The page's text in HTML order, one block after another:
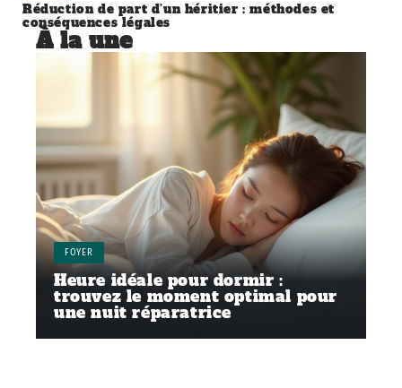
Réduction de part d’un héritier : méthodes et
conséquences légales
À la une
FOYER
Heure idéale pour dormir :
trouvez le moment optimal pour
une nuit réparatrice